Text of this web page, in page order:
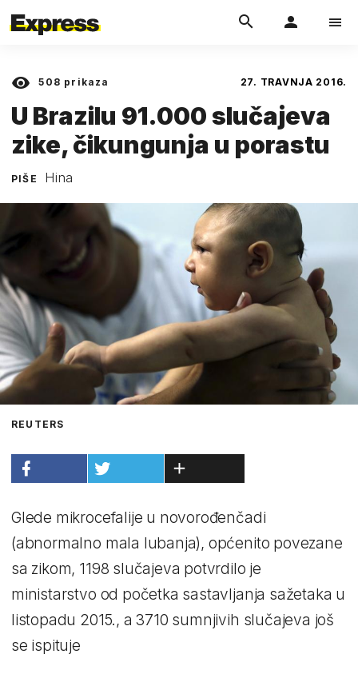
508 prikaza 27. TRAVNJA 2016.
U Brazilu 91.000 slučajeva
zike, čikungunja u porastu
PIŠE Hina
REUTERS
Glede mikrocefalije u novorođenčadi
(abnormalno mala lubanja), općenito povezane
sa zikom, 1198 slučajeva potvrdilo je
ministarstvo od početka sastavljanja sažetaka u
listopadu 2015., a 3710 sumnjivih slučajeva još
se ispituje